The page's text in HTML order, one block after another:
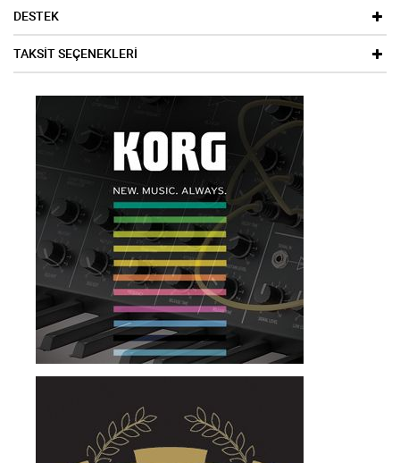
DESTEK
TAKSİT SEÇENEKLERİ